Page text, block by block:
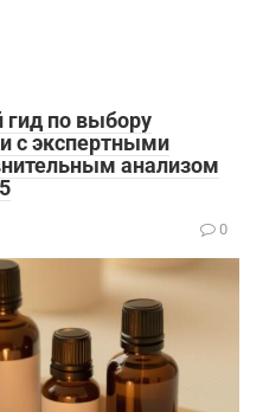
по выбору
с экспертными
анализом
0